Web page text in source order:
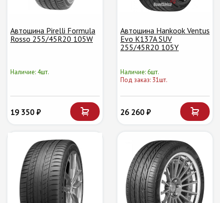
Автошина Pirelli Formula
Rosso 255/45R20 105W
Наличие: 4шт.
19 350 ₽
Автошина Hankook Ventus
Evo K137A SUV
255/45R20 105Y
Наличие: 6шт.
Под заказ: 31шт.
26 260 ₽